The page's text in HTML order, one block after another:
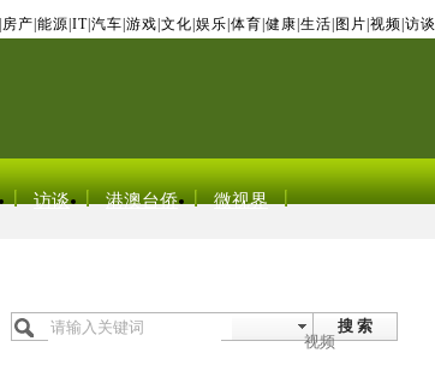
房产 能源 IT| 汽车 游戏 文化 娱乐 体育 健康 生活 图片 视频 访谈
访谈 港澳台侨 微视界
搜 索
视频